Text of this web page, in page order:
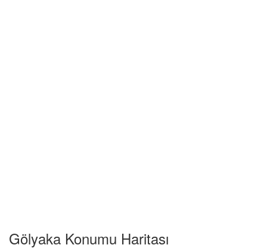
Gölyaka Konumu Haritası